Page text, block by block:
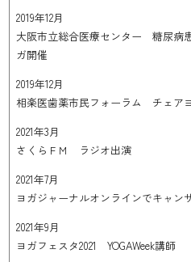
2019年12月
大阪市立総合医療センター 糖尿病
ガ開催
2019年12月
相楽医歯薬市民フォーラム チェア
2021年3月
さくらＦＭ ラジオ出演
2021年7月
ヨガジャーナルオンラインでキャン
2021年9月
ヨガフェスタ2021 YOGAWeek講師